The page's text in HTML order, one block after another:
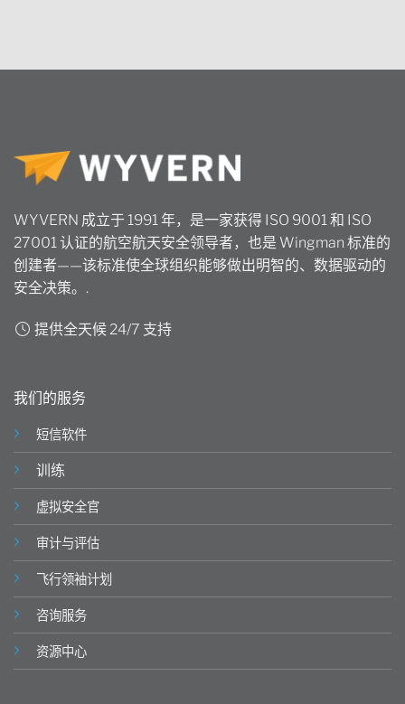
WYVERN 成立于 1991 年，是一家获得 ISO 9001 和 ISO
27001 认证的航空航天安全领导者，也是 Wingman 标准的
创建者——该标准使全球组织能够做出明智的、数据驱动的
安全决策。.
提供全天候 24/7 支持
我们的服务
短信软件
训练
虚拟安全官
审计与评估
飞行领袖计划
咨询服务
资源中心